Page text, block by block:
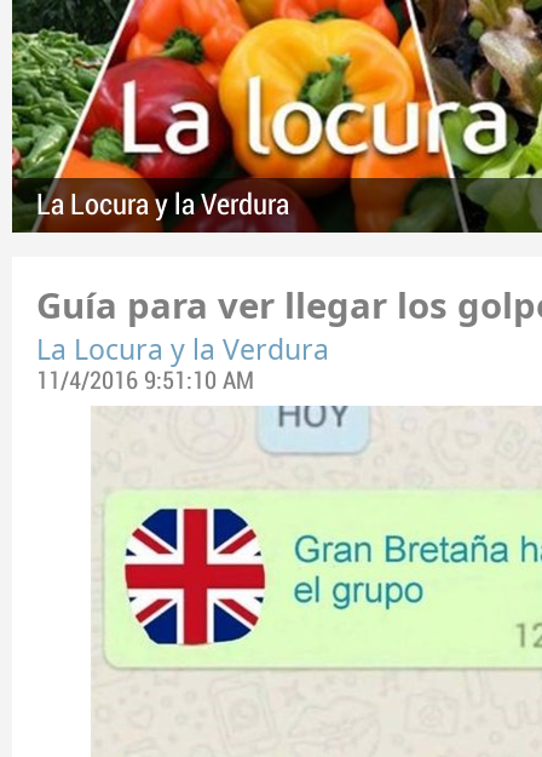
La Locura y la Verdura
Guía para ver llegar los
La Locura y la Verdura
11/4/2016 9:51:10 AM